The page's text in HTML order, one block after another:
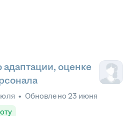
оценке
• Обновлено 23 июня